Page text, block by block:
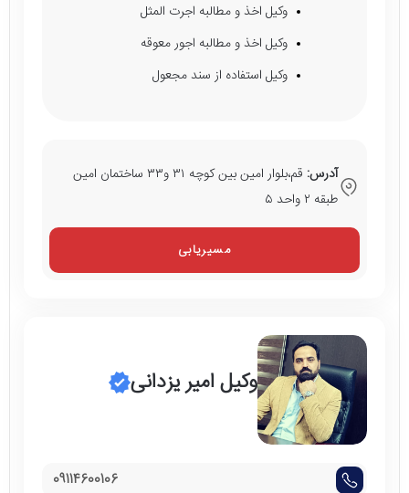
وکیل اخذ و مطالبه اجرت المثل
وکیل اخذ و مطالبه اجور معوقه
وکیل استفاده از سند مجعول
آدرس:
قم،بلوار امین بین کوچه ۳۱ و۳۳ ساختمان امین
طبقه ۲ واحد ۵
مسیریابی
وکیل امیر یزدانی
09114600106